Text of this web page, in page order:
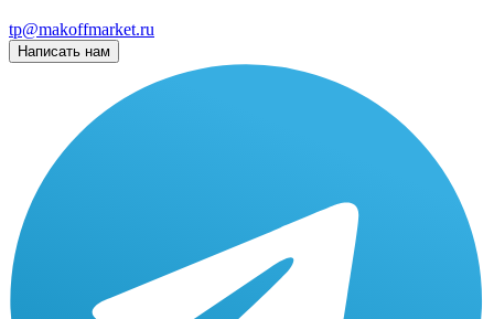
tp@makoffmarket.ru
Написать нам